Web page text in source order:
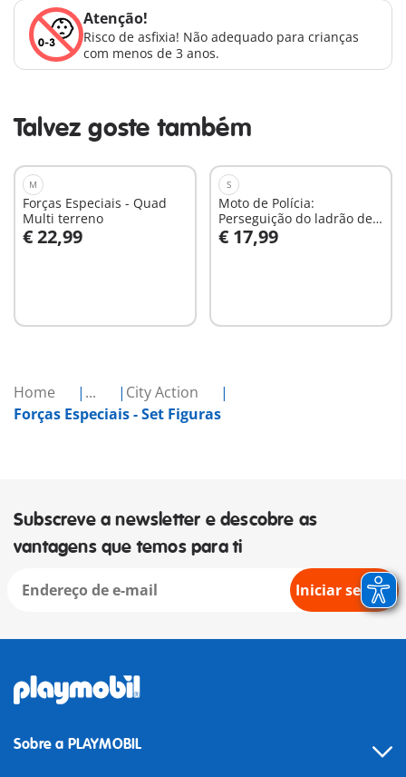
Home ...
City Action
Forças Especiais - Set Figuras
Atenção!
Risco de asfixia! Não adequado para crianças
com menos de 3 anos.
Talvez goste também
M
Forças Especiais - Quad
Multi terreno
€ 22,99
Ao carrinho
S
Moto de Polícia:
Perseguição do ladrão de
dinheiro
€ 17,99
Ao carrinho
Subscreve a newsletter e descobre as
vantagens que temos para ti
Iniciar sessão
Sobre a PLAYMOBIL